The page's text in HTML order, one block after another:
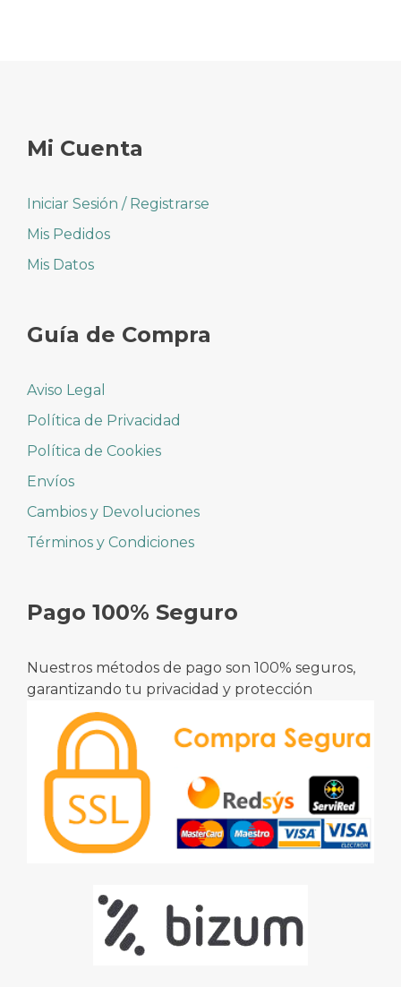
Mi Cuenta
Iniciar Sesión / Registrarse
Mis Pedidos
Mis Datos
Guía de Compra
Aviso Legal
Política de Privacidad
Política de Cookies
Envíos
Cambios y Devoluciones
Términos y Condiciones
Pago 100% Seguro
Nuestros métodos de pago son 100% seguros,
garantizando tu privacidad y protección